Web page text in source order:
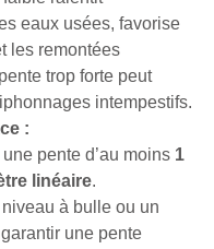
eaux usées, favorise
les remontées
trop forte peut
intempestifs.
:
pente d’au moins 1
linéaire.
à bulle ou un
une pente